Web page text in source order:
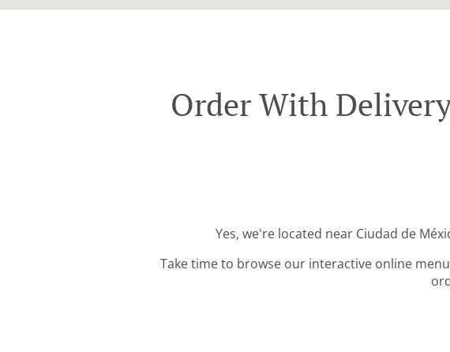
Order With
Yes, we're located near Ciudad de
Take time to browse our interactive online